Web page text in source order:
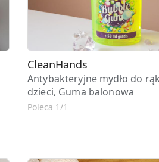
CleanHands
Antybakteryjne mydło do
dzieci, Guma balonowa
Poleca 1/1